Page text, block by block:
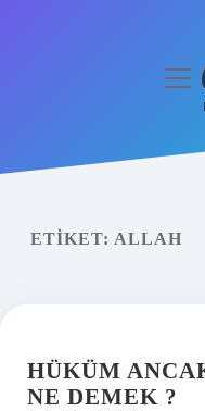
Yasal Uyarı
ETIKET: ALLAH
HÜKÜM
NE DEMEK ?